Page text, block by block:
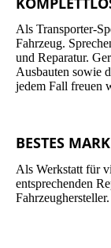
Als Transporter-
Fahrzeug.
und Reparatur.
Ausbauten sowie
jedem Fall freuen
BESTES
Als Werkstatt für
entsprechenden
Fahrzeughersteller.